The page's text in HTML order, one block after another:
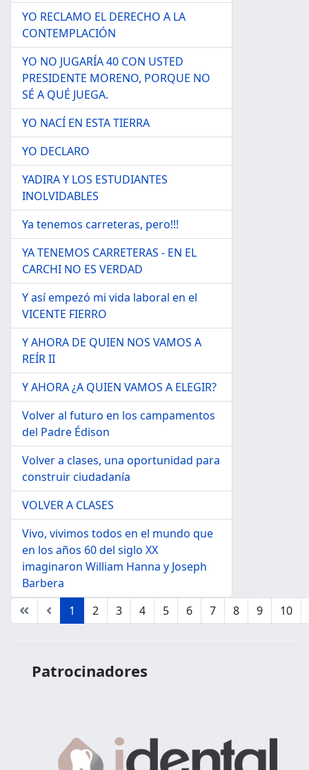
YO RECLAMO EL DERECHO A LA
CONTEMPLACIÓN
YO NO JUGARÍA 40 CON USTED
PRESIDENTE MORENO, PORQUE NO
SÉ A QUÉ JUEGA.
YO NACÍ EN ESTA TIERRA
YO DECLARO
YADIRA Y LOS ESTUDIANTES
INOLVIDABLES
Ya tenemos carreteras, pero!!!
YA TENEMOS CARRETERAS - EN EL
CARCHI NO ES VERDAD
Y así empezó mi vida laboral en el
VICENTE FIERRO
Y AHORA DE QUIEN NOS VAMOS A
REÍR II
Y AHORA ¿A QUIEN VAMOS A ELEGIR?
Volver al futuro en los campamentos
del Padre Édison
Volver a clases, una oportunidad para
construir ciudadanía
VOLVER A CLASES
Vivo, vivimos todos en el mundo que
en los años 60 del siglo XX
imaginaron William Hanna y Joseph
Barbera
Página 1 de 42
1 2 3 4 5 6 7 8 9 10
Patrocinadores